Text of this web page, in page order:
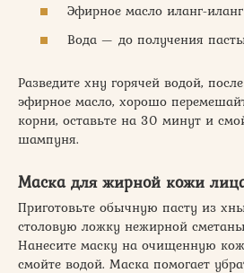
Эфирное масло иланг-
Вода — до получения
Разведите хну горячей водой,
эфирное масло, хорошо
корни, оставьте на 30 минут и
шампуня.
Маска для жирной кожи
Приготовьте обычную пасту из
столовую ложку нежирной
Нанесите маску на очищенную
смойте водой. Маска помогает